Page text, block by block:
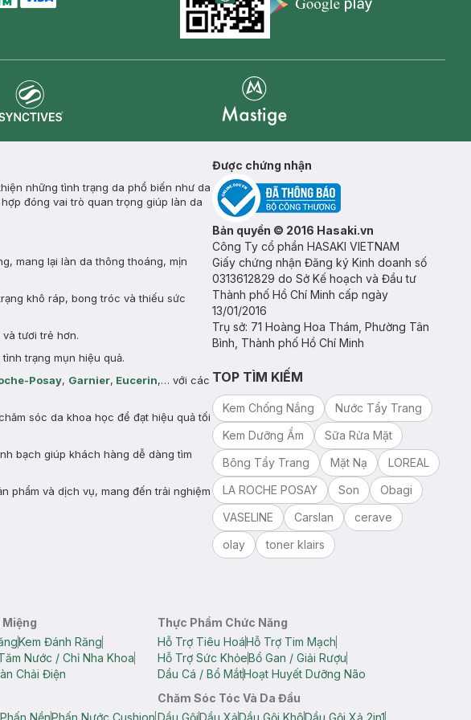
những tình trạng da phổ biến như da
đóng vai trò quan trọng giúp làn da
mang lại làn da thông thoáng, mịn
khô ráp, bong tróc và thiếu sức
tươi trẻ hơn.
trạng mụn hiệu quả.
Posay, Garnier, Eucerin,… với các
sóc da khoa học để đạt hiệu quả tối
bạch giúp khách hàng dễ dàng tìm
phẩm và dịch vụ, mang đến trải nghiệm
Được chứng nhận
Bản quyền © 2016 Hasaki.vn
Công Ty cổ phần HASAKI VIETNAM
Giấy chứng nhận Đăng ký Kinh doanh số
0313612829 do Sở Kế hoạch và Đầu tư
Thành phố Hồ Chí Minh cấp ngày
13/01/2016
Trụ sở: 71 Hoàng Hoa Thám, Phường Tân
Bình, Thành phố Hồ Chí Minh
TOP TÌM KIẾM
Kem Chống Nắng
Nước Tẩy Trang
Kem Dưỡng Ẩm
Sữa Rửa Mặt
Bông Tẩy Trang
Mặt Nạ
LOREAL
LA ROCHE POSAY
Son
Obagi
VASELINE
Carslan
cerave
olay
toner klairs
Miệng
Kem Đánh Răng
Nước / Chỉ Nha Khoa
Chải Điện
Thực Phẩm Chức Năng
Hỗ Trợ Tiêu HoáHỗ Trợ Tim Mạch
Hỗ Trợ Sức KhỏeBổ Gan / Giải Rượu
Dầu Cá / Bổ MắtHoạt Huyết Dưỡng Não
Phấn NềnPhấn Nước Cushion
Chăm Sóc Tóc Và Da Đầu
Dầu GộiDầu XảDầu Gội KhôDầu Gội Xả 2in1